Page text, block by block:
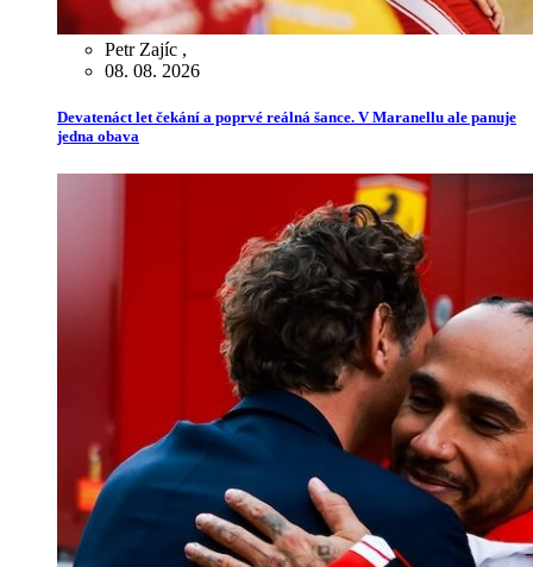
Petr Zajíc ,
08. 08. 2026
Devatenáct let čekání a poprvé reálná šance. V Maranellu ale panuje
jedna obava